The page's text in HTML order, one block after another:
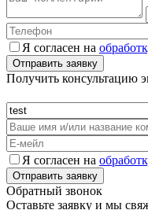
Я согласен на
Получить консультацию
Я согласен на
Обратный звонок
Оставьте заявку и мы